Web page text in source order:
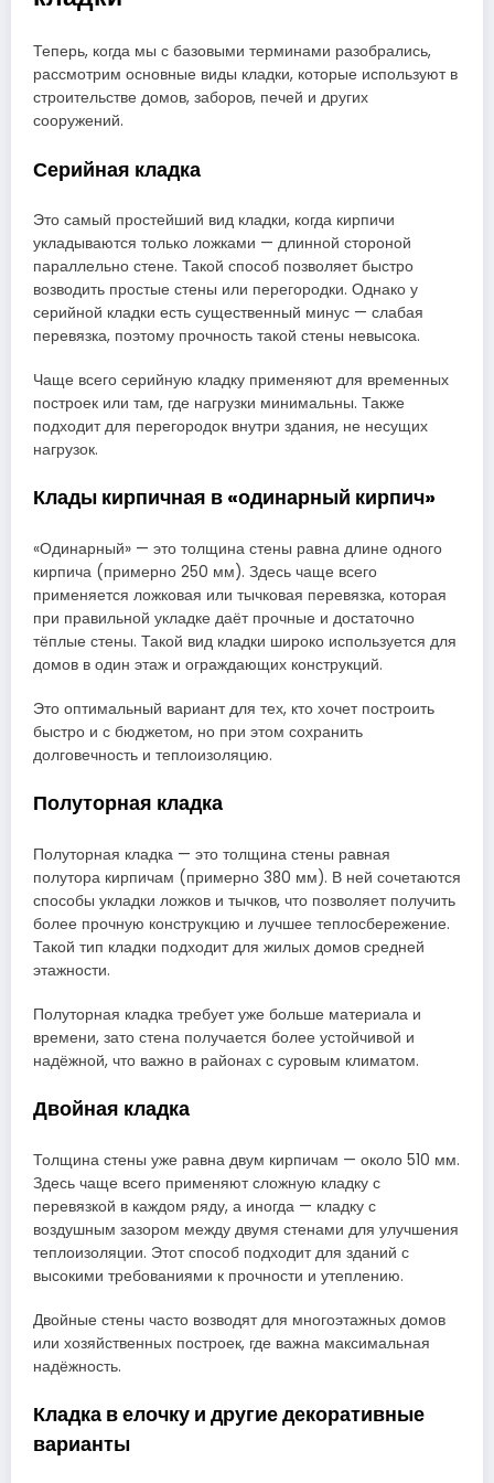
Теперь, когда мы с базовыми терминами разобрались,
рассмотрим основные виды кладки, которые используют в
строительстве домов, заборов, печей и других
сооружений.
Серийная кладка
Это самый простейший вид кладки, когда кирпичи
укладываются только ложками — длинной стороной
параллельно стене. Такой способ позволяет быстро
возводить простые стены или перегородки. Однако у
серийной кладки есть существенный минус — слабая
перевязка, поэтому прочность такой стены невысока.
Чаще всего серийную кладку применяют для временных
построек или там, где нагрузки минимальны. Также
подходит для перегородок внутри здания, не несущих
нагрузок.
Клады кирпичная в «одинарный кирпич»
«Одинарный» — это толщина стены равна длине одного
кирпича (примерно 250 мм). Здесь чаще всего
применяется ложковая или тычковая перевязка, которая
при правильной укладке даёт прочные и достаточно
тёплые стены. Такой вид кладки широко используется для
домов в один этаж и ограждающих конструкций.
Это оптимальный вариант для тех, кто хочет построить
быстро и с бюджетом, но при этом сохранить
долговечность и теплоизоляцию.
Полуторная кладка
Полуторная кладка — это толщина стены равная
полутора кирпичам (примерно 380 мм). В ней сочетаются
способы укладки ложков и тычков, что позволяет получить
более прочную конструкцию и лучшее теплосбережение.
Такой тип кладки подходит для жилых домов средней
этажности.
Полуторная кладка требует уже больше материала и
времени, зато стена получается более устойчивой и
надёжной, что важно в районах с суровым климатом.
Двойная кладка
Толщина стены уже равна двум кирпичам — около 510 мм.
Здесь чаще всего применяют сложную кладку с
перевязкой в каждом ряду, а иногда — кладку с
воздушным зазором между двумя стенами для улучшения
теплоизоляции. Этот способ подходит для зданий с
высокими требованиями к прочности и утеплению.
Двойные стены часто возводят для многоэтажных домов
или хозяйственных построек, где важна максимальная
надёжность.
Кладка в елочку и другие декоративные
варианты